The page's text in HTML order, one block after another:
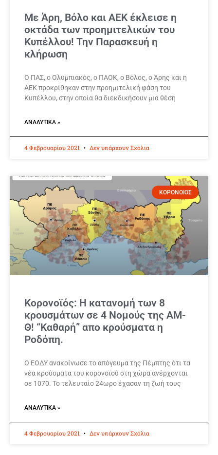
Με Άρη, Βόλο και ΑΕΚ έκλεισε η
οκτάδα των προημιτελικών του
Κυπέλλου! Την Παρασκευή η
κλήρωση
Ο ΠΑΣ, ο Ολυμπιακός, ο ΠΑΟΚ, ο Βόλος, ο Άρης και η
ΑΕΚ προκρίθηκαν στην προημιτελική φάση του
Κυπέλλου, στην οποία θα διεκδικήσουν μια θέση
ΑΝΑΛΥΤΙΚΆ »
4 Φεβρουαρίου 2021 Δεν υπάρχουν Σχόλια
ΚΟΡΟΝΟΙΟΣ
Κορονοϊός: Η κατανομή των 8
κρουσμάτων σε 4 Νομούς της ΑΜ-
Θ! “Καθαρή” απο κρούσματα η
Ροδόπη.
Ο ΕΟΔΥ ανακοίνωσε το απόγευμα της Πέμπτης ότι τα
νέα κρούσματα του κορονοϊού στη χώρα ανέρχονται
σε 1070. Το τελευταίο 24ωρο έχασαν τη ζωή τους
ΑΝΑΛΥΤΙΚΆ »
4 Φεβρουαρίου 2021 Δεν υπάρχουν Σχόλια